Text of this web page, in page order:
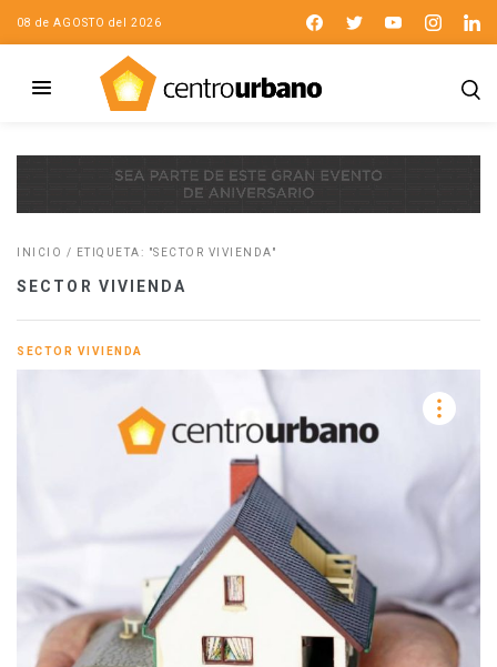
08 de AGOSTO del 2026
INICIO / ETIQUETA: "SECTOR VIVIENDA"
SECTOR VIVIENDA
SECTOR VIVIENDA